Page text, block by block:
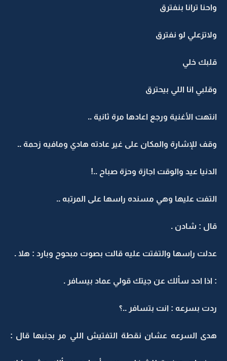
واحنا ترانا بنفترق
ولاتزعلي لو نفترق
قلبك خلي
وقلبي انا اللي بيحترق
انتهت الأغنية ورجع اعادها مرة ثانية ..
وقف للإشارة والمكان على غير عادته هادي ومافيه زحمة ..
الدنيا عيد والوقت اجازة وحزة صباح ..!
التفت عليها وهي مسنده راسها على المرتبه ..
قال : شادن .
عدلت راسها والتفتت عليه قالت بصوت مبحوح وبارد : هلا .
: اذا احد سألك عن جيتك قولي عماد بيسافر .
ردت بسرعه : انت بتسافر ..؟
هدى السرعه عشان نقطة التفتيش اللي مر بجنبها قال :